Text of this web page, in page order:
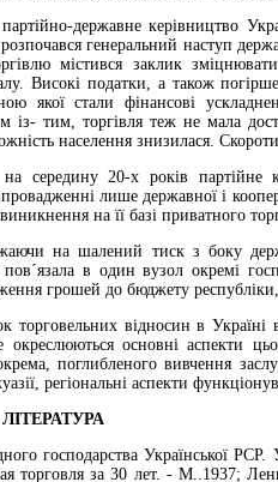
державне керівництво
розпочався генеральний наступ
містився заклик
Високі податки, а також
якої стали фінансові
із- тим, торгівля теж не мала
населення знизилася.
середину 20-х років партійне
лише державної і
на її базі приватного
на шалений тиск з боку
в один вузол окремі
грошей до бюджету
торговельних відносин в
окреслюються основні аспекти
поглибленого вивчення
регіональні аспекти
господарства Української
торговля за 30 лет. - М..1937;